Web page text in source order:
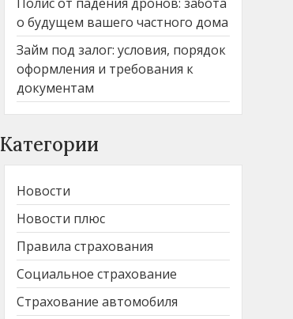
о будущем вашего частного дома
Займ под залог: условия, порядок
оформления и требования к
документам
Категории
Новости
Новости плюс
Правила страхования
Социальное страхование
Страхование автомобиля